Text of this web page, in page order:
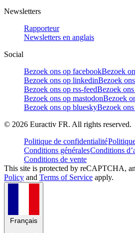
Newsletters
Rapporteur
Newsletters en anglais
Social
Bezoek ons op facebookBezoek
Bezoek ons op linkedinBezoek
Bezoek ons op rss-feedBezoek
Bezoek ons op mastodonBezoek
Bezoek ons op blueskyBezoek
© 2026 Euractiv FR. All rights reserved.
Politique de confidentialité
Conditions généralesConditions
Conditions de vente
This site is protected by reCAPTCHA,
Policy and Terms of Service apply.
Français